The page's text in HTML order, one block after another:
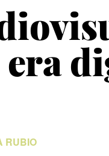
era
RUBIO